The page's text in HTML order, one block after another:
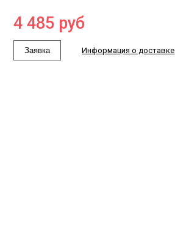
4 485 руб
Заявка Информация о доставке